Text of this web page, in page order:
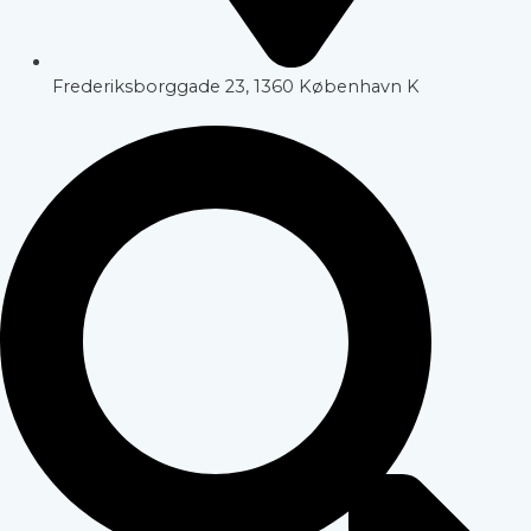
Frederiksborggade 23, 1360 København K